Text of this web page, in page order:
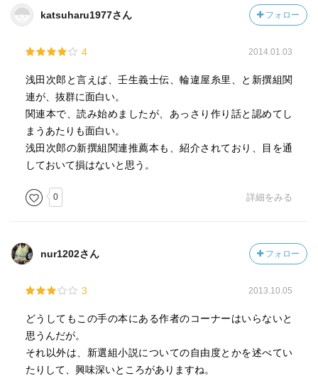
katsuharu1977さん フォロー
4 2014.01.03
浅田次郎と言えば、壬生義士伝、輪違屋糸里、と新撰組関
連が、抜群に面白い。
関連本で、読み始めましたが、あっさり作り話と認めてし
まうあたりも面白い。
浅田次郎の新撰組関連推薦本も、紹介されており、目を通
しておいて損はないと思う。
0 詳細をみる
nur1202さん フォロー
3 2013.10.05
どうしてもこの手の本にある作者のコーナーはいらないと
思うんだが。
それ以外は、新選組小説についての自由度とかを述べてい
たりして、興味深いところがありますね。